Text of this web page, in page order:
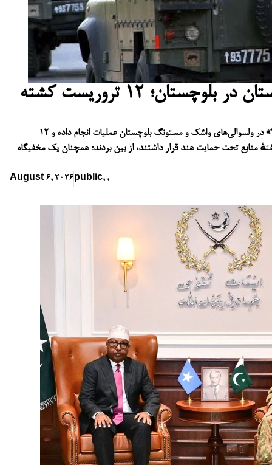
عملیات بزرگ علیه تروریستان در بلوچستان؛ ۱۲ تروریست کشته
نیروهای امنیتی در چارچوب عملیات «ردالفتنه-۳» در ولسوالی‌های واشک و مستونگ بلوچستان عملیات انجام داده و ۱۲
منابع تحت حمایت هند قرار داشتند، از بین بردند؛ همچنان یک مخفیگاه
August 6, 2026 public, ,